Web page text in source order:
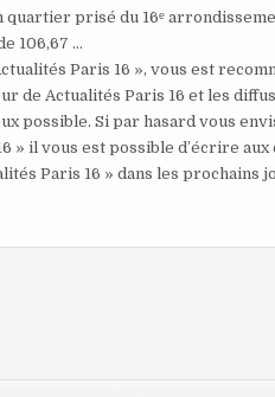
prisé du 16ᵉ
106,67 …
Paris 16 », vous est
de Actualités Paris 16 et les
possible. Si par hasard vous
il vous est possible d’écrire
Paris 16 » dans les prochains